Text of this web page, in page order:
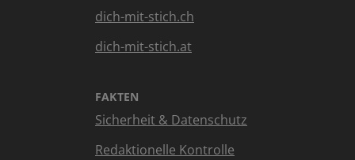
dich-mit-stich.ch
dich-mit-stich.at
FAKTEN
Sicherheit & Datenschutz
Redaktionelle Kontrolle